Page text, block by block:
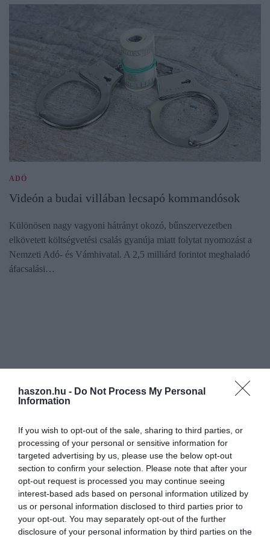
haszon.hu - Do Not Process My Personal
Information
If you wish to opt-out of the sale, sharing to third parties, or
processing of your personal or sensitive information for
targeted advertising by us, please use the below opt-out
section to confirm your selection. Please note that after your
opt-out request is processed you may continue seeing
interest-based ads based on personal information utilized by
us or personal information disclosed to third parties prior to
your opt-out. You may separately opt-out of the further
disclosure of your personal information by third parties on the
ADÓ
Videón a budai villában lecsapó kommandósok
Különösen nagy vagyoni hátrányt okozó, bűnszervezetben
elkövetett költségvetési csalás gyanúja miatt folytat nyomozást a
Nemzeti Adó- és Vámhivatal. A 2,5 milliárd forintot meghaladó
áfacsalási…